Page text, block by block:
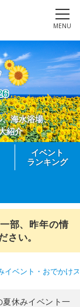
MENU
海水浴場、
紹介
イベント
ランキング
部、昨年の情
さい。
イベント・おでかけ
休みイベント一